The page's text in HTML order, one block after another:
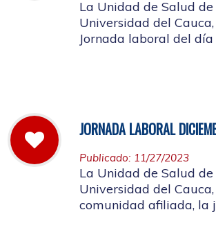
La Unidad de Salud
Universidad del
Jornada laboral del
JORNADA LABORAL
Publicado: 11/27/2023
La Unidad de Salud
Universidad del
comunidad afiliada, la